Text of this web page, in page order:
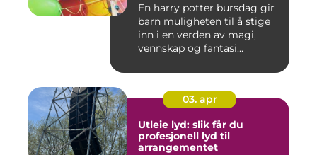
En harry potter bursdag gir
barn muligheten til å stige
inn i en verden av magi,
vennskap og fantasi...
03. apr
Utleie lyd: slik får du
profesjonell lyd til
arrangementet